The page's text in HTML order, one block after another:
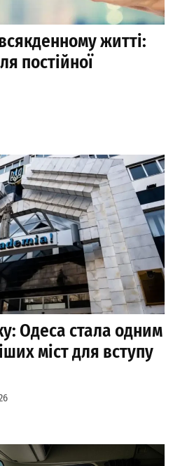
житті:
постійної
Одеса стала одним
міст для вступу